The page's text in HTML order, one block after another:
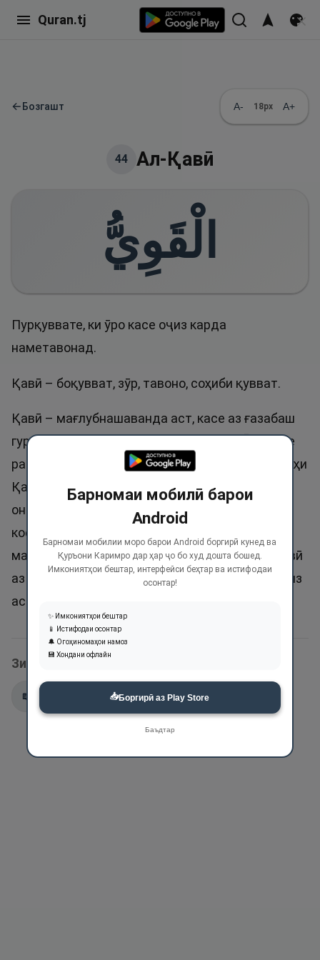
Quran.tj
←Бозгашт A- 18px A+
44 Ал-Қавӣ
الْقَوِيُّ
Пурқуввате, ки ӯро касе оҷиз карда
наметавонад.
Қавӣ – боқувват, зӯр, тавоно, соҳиби қувват.
Қавӣ – мағлубнашаванда аст, касе аз ғазабаш
гурехта наметавонад. Қазову қадари Ӯро касе
рад карда наметавонад, масалан касеро Аллоҳи
Қавӣ ба марг ҳукм кунад, ягон кас пеши марги
онро наметавонад бигирад. Ба онҳое, ки ба Ӯ
кофир шуданд, азобаш сахт аст. Ин ном 9
маротиба дар Қуръон зикр шудааст. Абдулқавӣ
аз ҷумлаи номҳои беҳтарин буда, Қавӣ низ ҷоиз
аст.
Зикри ин ном дар оятҳои Қуръон:
📖 22:74 📖42:19 📖57:25
Барномаи мобилӣ барои
Android
Барномаи мобилии моро барои Android боргирӣ кунед ва
Қуръони Каримро дар ҳар ҷо бо худ дошта бошед.
Имкониятҳои бештар, интерфейси беҳтар ва истифодаи
осонтар!
✨ Имкониятҳои бештар
📱 Истифодаи осонтар
🔔 Огоҳиномаҳои намоз
💾 Хондани офлайн
📥Боргирӣ аз Play Store
Баъдтар